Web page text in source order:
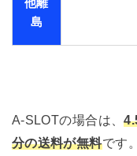
他離
島
A-SLOTの場合は、
分の送料が無料です。